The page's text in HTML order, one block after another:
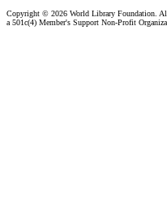
Copyright © 2026 World Library Foundation.
a 501c(4) Member's Support Non-Profit